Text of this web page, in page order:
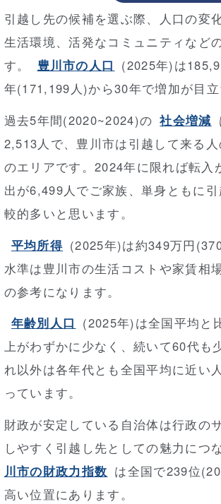
引越し先の候補を選ぶ際、人口の変
生活環境、活発なコミュニティなど
す。
豊川市の人口 (2025年)は
年(171,199人)から30年で増加が目立
過去5年間(2020~2024)の 社会増減
2,513人で、豊川市は引越して来る
のエリアです。2024年に限れば転入
出が6,499人でご家族、単身ともに
較的多いと思います。
平均所得 (2025年)は約349万円
水準は豊川市の生活コストや家賃相
の参考になります。
年齢別人口 (2025年)は全国平均と
上がわずかに少なく、続いて60代も
れ以外は各年代とも全国平均に近い
っています。
財政が安定している自治体は行政の
しやすく引越し先としての魅力につ
川市の財政力指数 は全国で239位
高い位置にあります。